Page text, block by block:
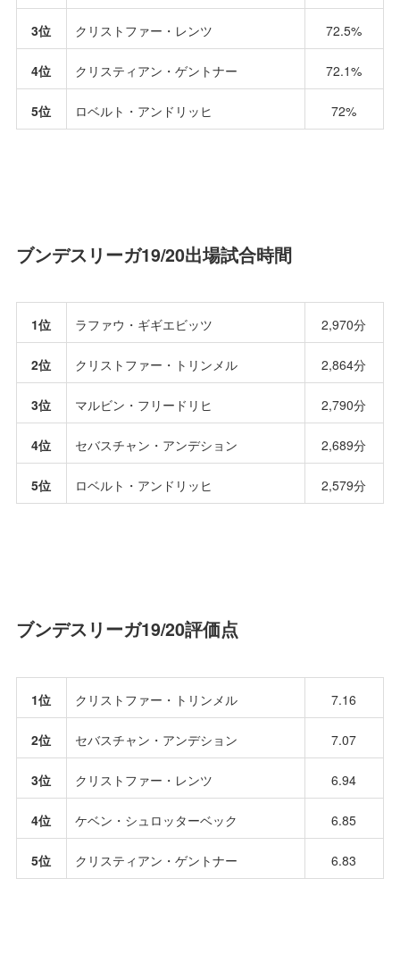
3位 クリストファー・レンツ 72.5%
4位 クリスティアン・ゲントナー 72.1%
5位 ロベルト・アンドリッヒ 72%
ブンデスリーガ19/20出場試合時間
1位 ラファウ・ギギエビッツ 2,970分
2位 クリストファー・トリンメル 2,864分
3位 マルビン・フリードリヒ 2,790分
4位 セバスチャン・アンデション 2,689分
5位 ロベルト・アンドリッヒ 2,579分
ブンデスリーガ19/20評価点
1位 クリストファー・トリンメル 7.16
2位 セバスチャン・アンデション 7.07
3位 クリストファー・レンツ 6.94
4位 ケベン・シュロッターベック 6.85
5位 クリスティアン・ゲントナー 6.83